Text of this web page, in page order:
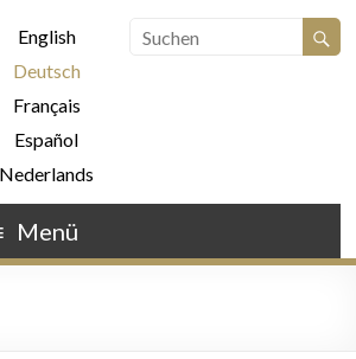
English
Deutsch
Français
Español
Nederlands
Menü